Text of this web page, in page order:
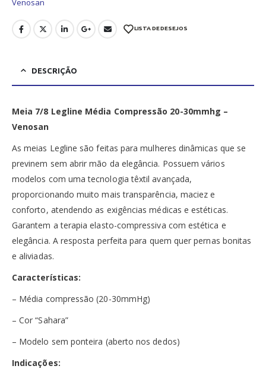
LISTA DE DESEJOS
DESCRIÇÃO
Meia 7/8 Legline Média Compressão 20-30mmhg –
Venosan
As meias Legline são feitas para mulheres dinâmicas que se
previnem sem abrir mão da elegância. Possuem vários
modelos com uma tecnologia têxtil avançada,
proporcionando muito mais transparência, maciez e
conforto, atendendo as exigências médicas e estéticas.
Garantem a terapia elasto-compressiva com estética e
elegância. A resposta perfeita para quem quer pernas bonitas
e aliviadas.
Características:
– Média compressão (20-30mmHg)
– Cor “Sahara”
– Modelo sem ponteira (aberto nos dedos)
Indicações: